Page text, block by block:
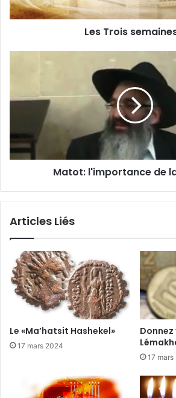
Les Trois
Matot: l'importance de
Articles Liés
Le «Ma’hatsit Hashekel»
17 mars 2024
Donnez
17